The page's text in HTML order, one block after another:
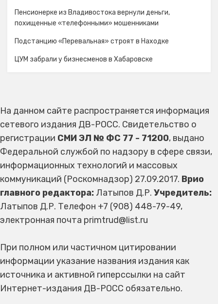
Пенсионерке из Владивостока вернули деньги,
похищенные «телефонными» мошенниками
Подстанцию «Перевальная» строят в Находке
ЦУМ забрали у бизнесменов в Хабаровске
На данном сайте распространяется информация
сетевого издания ДВ-РОСС. Свидетельство о
регистрации СМИ ЭЛ № ФС 77 - 71200, выдано
Федеральной службой по надзору в сфере связи,
информационных технологий и массовых
коммуникаций (Роскомнадзор) 27.09.2017. Врио
главного редактора: Латыпов Д.Р. Учредитель:
Латыпов Д.Р. Телефон +7 (908) 448-79-49,
электронная почта primtrud@list.ru
При полном или частичном цитировании
информации указание названия издания как
источника и активной гиперссылки на сайт
Интернет-издания ДВ-РОСС обязательно.